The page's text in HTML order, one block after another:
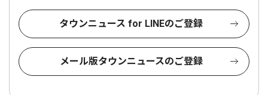
タウンニュース for LINEのご登録
メール版タウンニュースのご登録